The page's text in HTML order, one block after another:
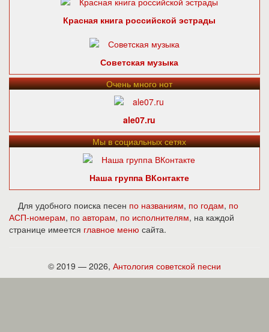
Красная книга российской эстрады
Советская музыка
Очень много нот
ale07.ru
Мы в социальных сетях
Наша группа ВКонтакте
Для удобного поиска песен по названиям, по годам, по
АСП-номерам, по авторам, по исполнителям, на каждой
странице имеется главное меню сайта.
© 2019 — 2026, Антология советской песни